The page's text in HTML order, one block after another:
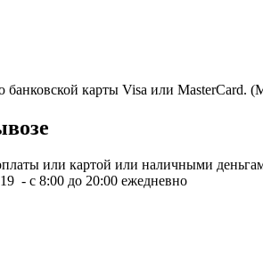
карты Visa или
или картой или наличными
- с 8:00 до 20:00 ежедневно